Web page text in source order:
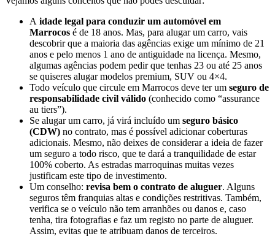
A idade legal para conduzir um automóvel em
Marrocos é de 18 anos. Mas, para alugar um carro, vais
descobrir que a maioria das agências exige um mínimo de 21
anos e pelo menos 1 ano de antiguidade na licença. Mesmo,
algumas agências podem pedir que tenhas 23 ou até 25 anos
se quiseres alugar modelos premium, SUV ou 4×4.
Todo veículo que circule em Marrocos deve ter um seguro de
responsabilidade civil válido (conhecido como “assurance
au tiers”).
Se alugar um carro, já virá incluído um seguro básico
(CDW) no contrato, mas é possível adicionar coberturas
adicionais. Mesmo, não deixes de considerar a ideia de fazer
um seguro a todo risco, que te dará a tranquilidade de estar
100% coberto. As estradas marroquinas muitas vezes
justificam este tipo de investimento.
Um conselho: revisa bem o contrato de aluguer. Alguns
seguros têm franquias altas e condições restritivas. Também,
verifica se o veículo não tem arranhões ou danos e, caso
tenha, tira fotografias e faz um registo no parte de aluguer.
Assim, evitas que te atribuam danos de terceiros.